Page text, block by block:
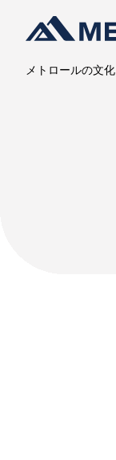
メトロールの文化